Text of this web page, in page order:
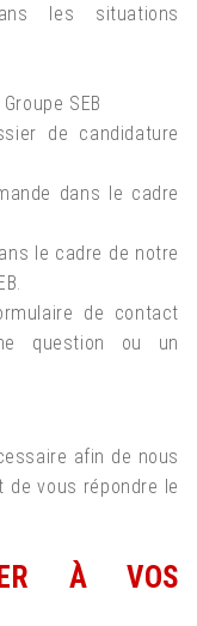
les situations
SEB
de candidature
dans le cadre
le cadre de notre
de contact
question ou un
afin de nous
vous répondre le
À VOS